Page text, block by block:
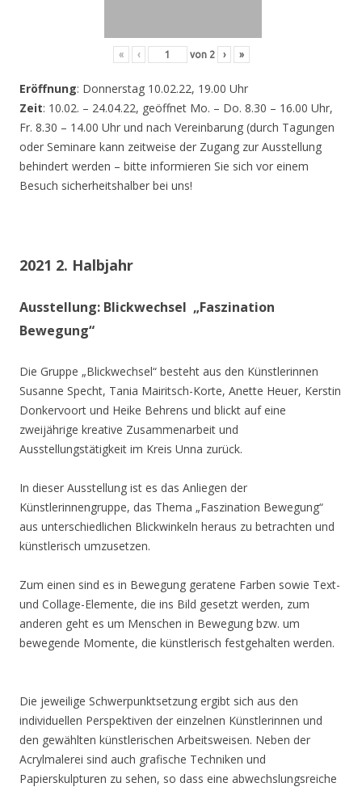
« ‹ von 2 › »
Eröffnung: Donnerstag 10.02.22, 19.00 Uhr
Zeit: 10.02. – 24.04.22, geöffnet Mo. – Do. 8.30 – 16.00 Uhr,
Fr. 8.30 – 14.00 Uhr und nach Vereinbarung (durch Tagungen
oder Seminare kann zeitweise der Zugang zur Ausstellung
behindert werden – bitte informieren Sie sich vor einem
Besuch sicherheitshalber bei uns!
2021 2. Halbjahr
Ausstellung: Blickwechsel „Faszination
Bewegung“
Die Gruppe „Blickwechsel“ besteht aus den Künstlerinnen
Susanne Specht, Tania Mairitsch-Korte, Anette Heuer, Kerstin
Donkervoort und Heike Behrens und blickt auf eine
zweijährige kreative Zusammenarbeit und
Ausstellungstätigkeit im Kreis Unna zurück.
In dieser Ausstellung ist es das Anliegen der
Künstlerinnengruppe, das Thema „Faszination Bewegung“
aus unterschiedlichen Blickwinkeln heraus zu betrachten und
künstlerisch umzusetzen.
Zum einen sind es in Bewegung geratene Farben sowie Text-
und Collage-Elemente, die ins Bild gesetzt werden, zum
anderen geht es um Menschen in Bewegung bzw. um
bewegende Momente, die künstlerisch festgehalten werden.
Die jeweilige Schwerpunktsetzung ergibt sich aus den
individuellen Perspektiven der einzelnen Künstlerinnen und
den gewählten künstlerischen Arbeitsweisen. Neben der
Acrylmalerei sind auch grafische Techniken und
Papierskulpturen zu sehen, so dass eine abwechslungsreiche